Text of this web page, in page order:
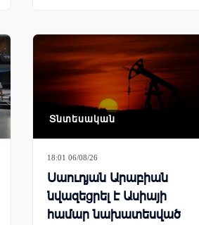
Տնտեսական
18:01 06/08/26
Սաուդյան Արաբիան
նվազեցրել է Ասիայի
համար նախատեսված